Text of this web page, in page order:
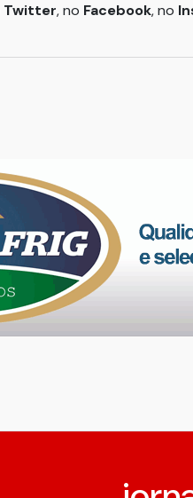
Twitter, no Facebook, no